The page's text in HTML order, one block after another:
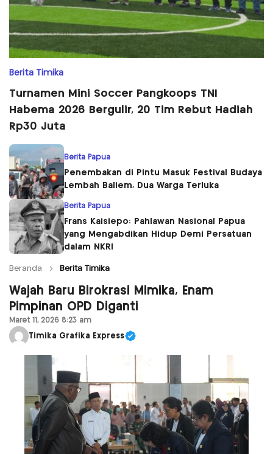
Berita Timika
Turnamen Mini Soccer Pangkoops TNI
Habema 2026 Bergulir, 20 Tim Rebut Hadiah
Rp30 Juta
Berita Papua
Penembakan di Pintu Masuk Festival Budaya
Lembah Baliem, Dua Warga Terluka
Berita Papua
Frans Kaisiepo: Pahlawan Nasional Papua
yang Mengabdikan Hidup Demi Persatuan
dalam NKRI
Beranda Berita Timika
Wajah Baru Birokrasi Mimika, Enam
Pimpinan OPD Diganti
Maret 11, 2026 8:23 am
Timika Grafika Express